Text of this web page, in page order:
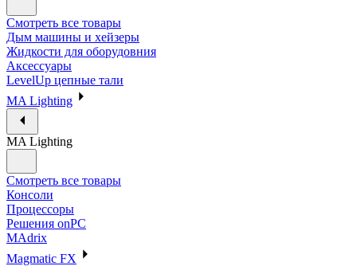
Смотреть все товары
Дым машины и хейзеры
Жидкости для оборудовния
Аксессуары
LevelUp цепные тали
MA Lighting
MA Lighting
Смотреть все товары
Консоли
Процессоры
Решения onPC
MAdrix
Magmatic FX